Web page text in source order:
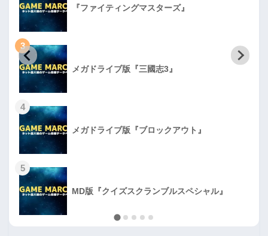
『ファイティングマスターズ』
3
メガドライブ版『三國志3』
4
メガドライブ版『ブロックアウト』
5
MD版『クイズスクランブルスペシャル』